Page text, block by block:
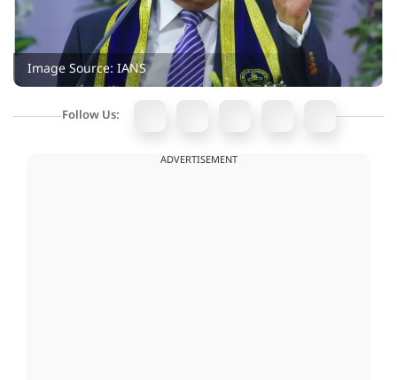
Image Source: IANS
Follow Us:
ADVERTISEMENT